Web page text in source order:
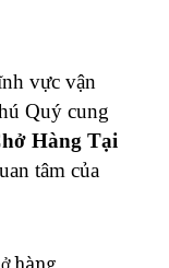
vực vận
Quý cung
Hàng Tại
tâm của